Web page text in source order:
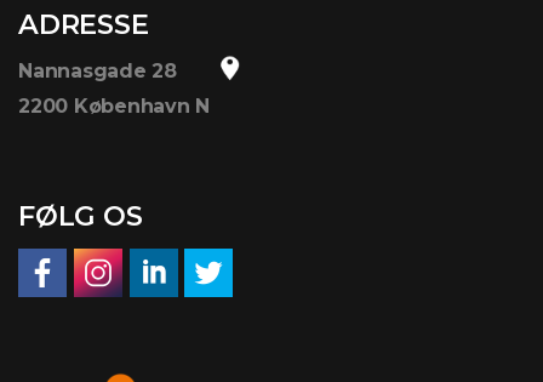
ADRESSE
Nannasgade 28
2200 København N
FØLG OS